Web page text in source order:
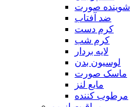
شوینده صورت
ضد آفتاب
کرم دست
کرم شب
لایه بردار
لوسیون بدن
ماسک صورت
مایع لنز
مرطوب کننده